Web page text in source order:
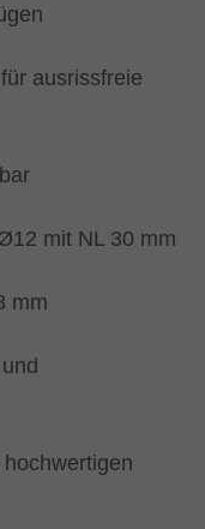
ausrissfreie
mit NL 30 mm
mm